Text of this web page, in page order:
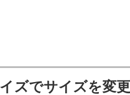
ズでサイズを変